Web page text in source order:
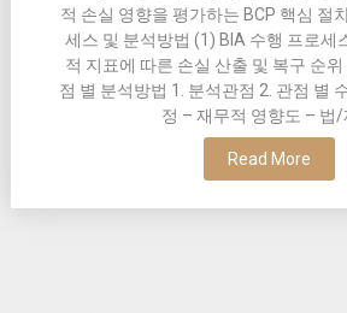
적 손실 영향을 평가하는 BCP 핵심 절
세스 및 분석방법 (1) BIA 수행 프로
적 지표에 따른 손실 산출 및 복구 순
점 별 분석방법 1. 분석관점 2. 관점 별
정 – 재무적 영향도 – 법/
Read More